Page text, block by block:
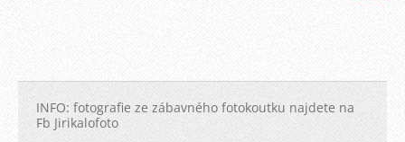
INFO: fotografie ze zábavného fotokoutku najdete na
Fb Jirikalofoto